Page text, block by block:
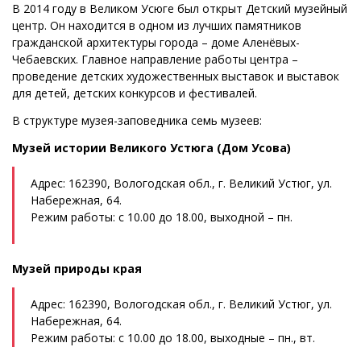
В 2014 году в Великом Усюге был открыт Детский музейный
центр. Он находится в одном из лучших памятников
гражданской архитектуры города – доме Аленёвых-
Чебаевских. Главное направление работы центра –
проведение детских художественных выставок и выставок
для детей, детских конкурсов и фестивалей.
В структуре музея-заповедника семь музеев:
Музей истории Великого Устюга (Дом Усова)
Адрес: 162390, Вологодская обл., г. Великий Устюг, ул.
Набережная, 64.
Режим работы: с 10.00 до 18.00, выходной – пн.
Музей природы края
Адрес: 162390, Вологодская обл., г. Великий Устюг, ул.
Набережная, 64.
Режим работы: с 10.00 до 18.00, выходные – пн., вт.